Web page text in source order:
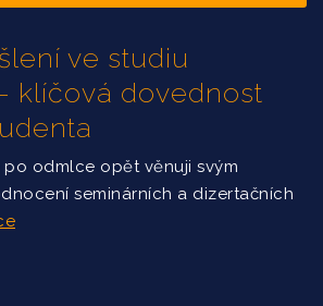
ve studiu
klíčová dovednost
odmlce opět věnuji svým
seminárních a dizertačních